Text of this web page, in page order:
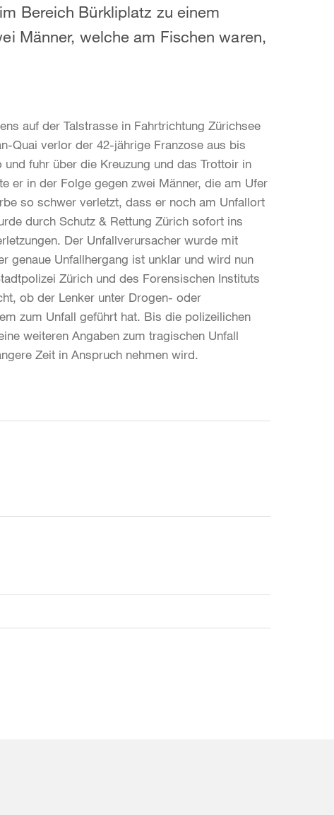
Bereich Bürkliplatz zu einem
Männer, welche am Fischen waren,
auf der Talstrasse in Fahrtrichtung Zürichsee
Quai verlor der 42-jährige Franzose aus bis
fuhr über die Kreuzung und das Trottoir in
er in der Folge gegen zwei Männer, die am Ufer
so schwer verletzt, dass er noch am Unfallort
durch Schutz & Rettung Zürich sofort ins
Der Unfallverursacher wurde mit
genaue Unfallhergang ist unklar und wird nun
Zürich und des Forensischen Instituts
ob der Lenker unter Drogen- oder
zum Unfall geführt hat. Bis die polizeilichen
weiteren Angaben zum tragischen Unfall
Zeit in Anspruch nehmen wird.